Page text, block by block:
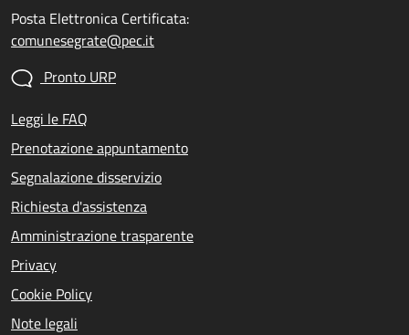
Posta Elettronica Certificata:
comunesegrate@pec.it
Pronto URP
Leggi le FAQ
Prenotazione appuntamento
Segnalazione disservizio
Richiesta d'assistenza
Amministrazione trasparente
Privacy
Cookie Policy
Note legali